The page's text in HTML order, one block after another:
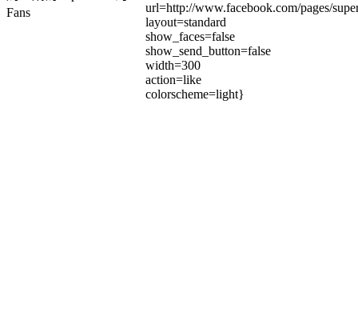
Fans
url=http://www.facebook.com/pages/
layout=standard
show_faces=false
show_send_button=false
width=300
action=like
colorscheme=light}